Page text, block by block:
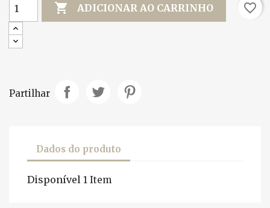
 ADICIONAR AO CARRINHO favorite_border
Partilhar
Dados do produto
Disponível 1 Item